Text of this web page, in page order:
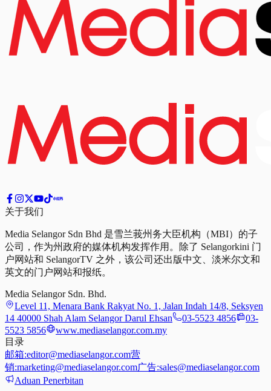
关于我们
Media Selangor Sdn Bhd 是雪兰莪州务大臣机构（MBI）的子
公司，作为州政府的媒体机构发挥作用。除了 Selangorkini 门
户网站和 SelangorTV 之外，该公司还出版中文、淡米尔文和
英文的门户网站和报纸。
Media Selangor Sdn. Bhd.
Level 11, Menara Bank Rakyat No. 1, Jalan Indah 14/8, Seksyen
14 40000 Shah Alam Selangor Darul Ehsan
03-5523 4856
03-
5523 5856
www.mediaselangor.com.my
目录
邮箱:editor@mediaselangor.com营
销:marketing@mediaselangor.com广告:sales@mediaselangor.com
Aduan Penerbitan